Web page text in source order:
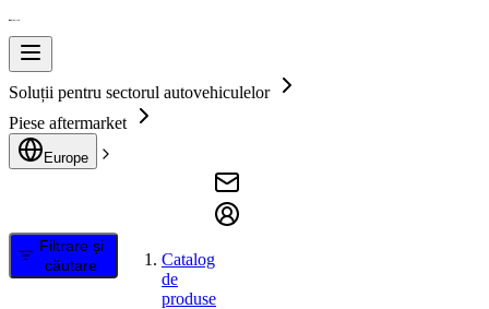
Soluții pentru sectorul autovehiculelor
Piese aftermarket
Europe
Filtrare și
căutare
Catalog
de
produse